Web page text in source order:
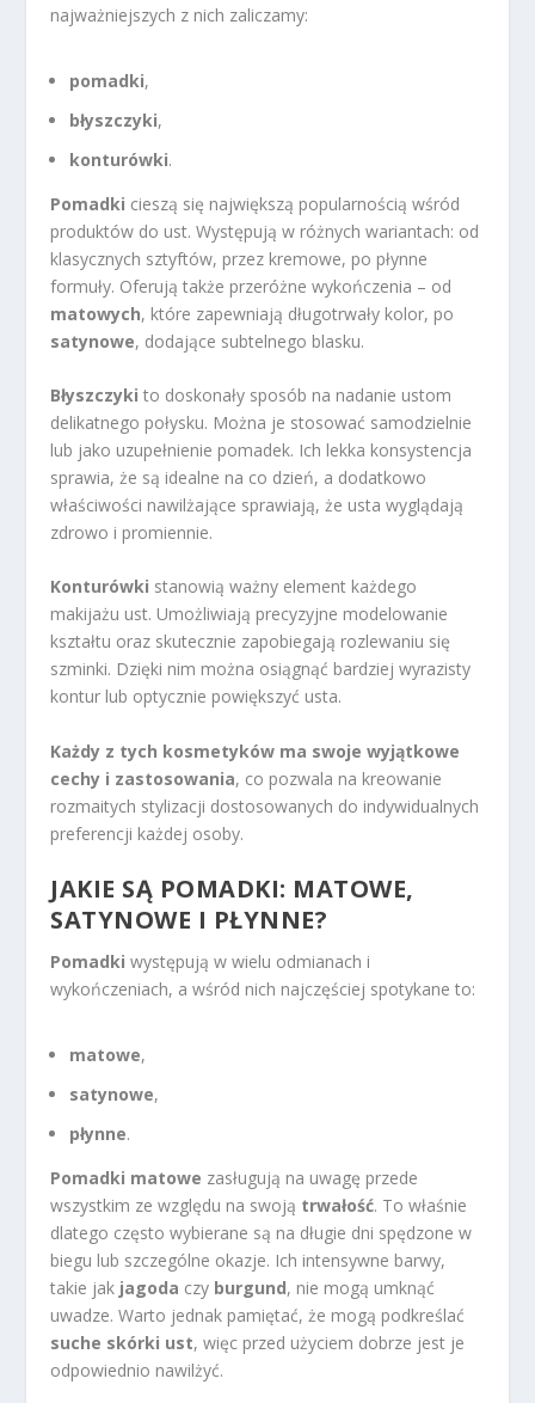
najważniejszych z nich zaliczamy:
pomadki,
błyszczyki,
konturówki.
Pomadki cieszą się największą popularnością wśród
produktów do ust. Występują w różnych wariantach: od
klasycznych sztyftów, przez kremowe, po płynne
formuły. Oferują także przeróżne wykończenia – od
matowych, które zapewniają długotrwały kolor, po
satynowe, dodające subtelnego blasku.
Błyszczyki to doskonały sposób na nadanie ustom
delikatnego połysku. Można je stosować samodzielnie
lub jako uzupełnienie pomadek. Ich lekka konsystencja
sprawia, że są idealne na co dzień, a dodatkowo
właściwości nawilżające sprawiają, że usta wyglądają
zdrowo i promiennie.
Konturówki stanowią ważny element każdego
makijażu ust. Umożliwiają precyzyjne modelowanie
kształtu oraz skutecznie zapobiegają rozlewaniu się
szminki. Dzięki nim można osiągnąć bardziej wyrazisty
kontur lub optycznie powiększyć usta.
Każdy z tych kosmetyków ma swoje wyjątkowe
cechy i zastosowania, co pozwala na kreowanie
rozmaitych stylizacji dostosowanych do indywidualnych
preferencji każdej osoby.
JAKIE SĄ POMADKI: MATOWE,
SATYNOWE I PŁYNNE?
Pomadki występują w wielu odmianach i
wykończeniach, a wśród nich najczęściej spotykane to:
matowe,
satynowe,
płynne.
Pomadki matowe zasługują na uwagę przede
wszystkim ze względu na swoją trwałość. To właśnie
dlatego często wybierane są na długie dni spędzone w
biegu lub szczególne okazje. Ich intensywne barwy,
takie jak jagoda czy burgund, nie mogą umknąć
uwadze. Warto jednak pamiętać, że mogą podkreślać
suche skórki ust, więc przed użyciem dobrze jest je
odpowiednio nawilżyć.